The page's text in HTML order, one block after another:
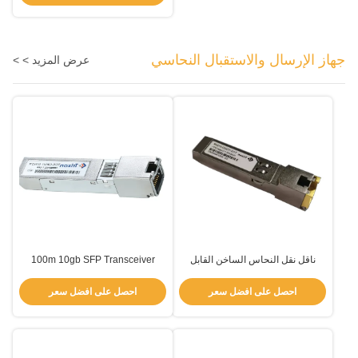
جهاز الإرسال والاستقبال النحاسي عرض المزيد > >
ناقل نقل النحاس الساخن القابل
السرعة TCS-TGD0-01DCR
احصل على افضل سعر
100m 10gb SFP Transceiver
00NIR
احصل على افضل سعر